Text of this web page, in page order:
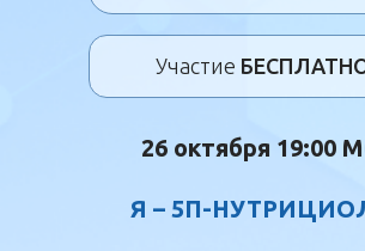
Участие
26 октября 19:00
Я – 5П-